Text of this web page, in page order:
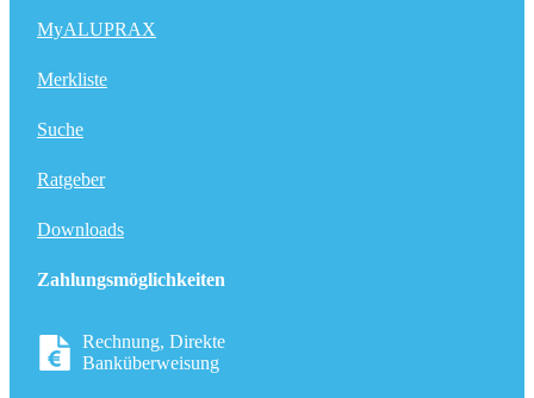
MyALUPRAX
Merkliste
Suche
Ratgeber
Downloads
Zahlungsmöglichkeiten
Rechnung, Direkte
Banküberweisung